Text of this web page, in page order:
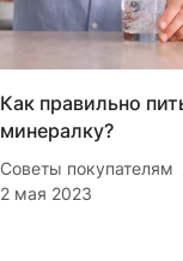
Как правильно
минералку?
Советы покупателям
2 мая 2023